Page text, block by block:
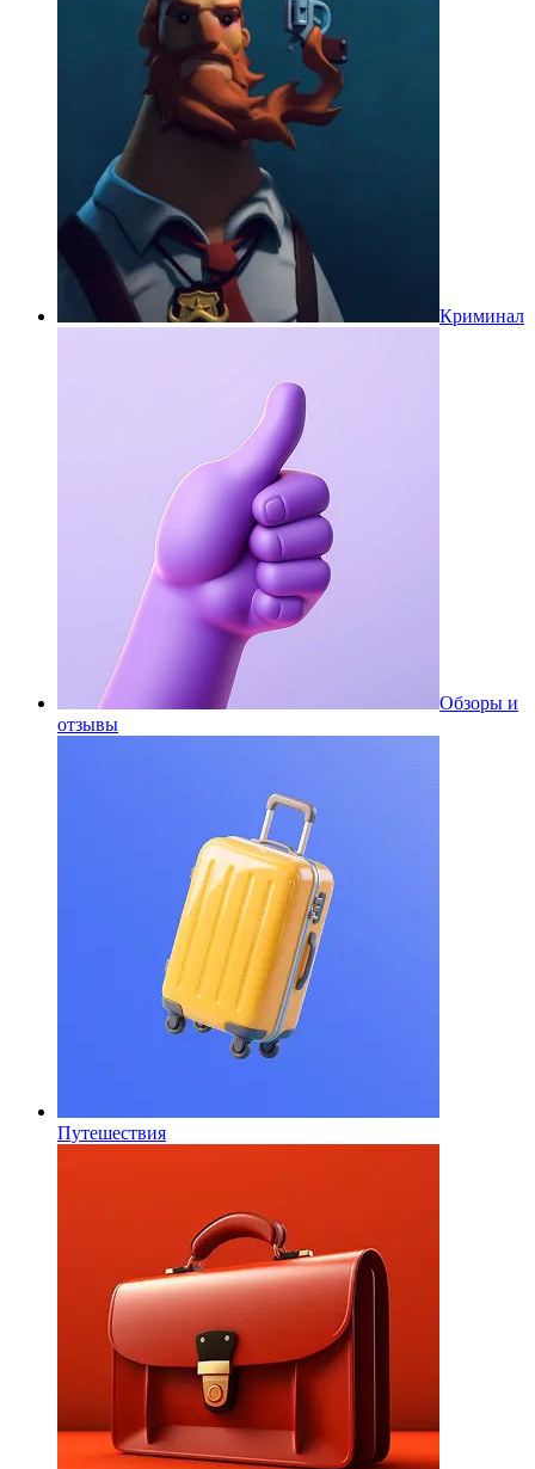
Криминал
Обзоры и
отзывы
Путешествия